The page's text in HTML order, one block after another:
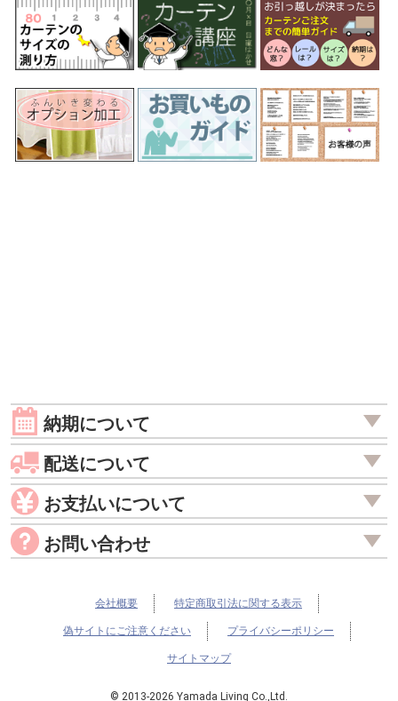
納期について
配送について
お支払いについて
お問い合わせ
会社概要 特定商取引法に関する表示
偽サイトにご注意ください プライバシーポリシー
サイトマップ
© 2013-2026 Yamada Living Co.,Ltd.